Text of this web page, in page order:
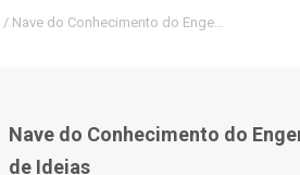
/ Nave do Conhecimento do Engenhão recebe
Nave do Conhecimento do
de Ideias